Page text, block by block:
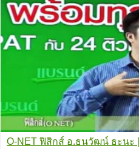
O-NET ฟิสิกส์ อ.ธนวัฒน์ ธะนะ